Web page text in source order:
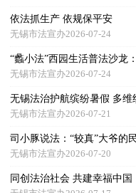
依法抓生产 依规保平安
无锡市法宣办2026-07-24
“蠡小法”西园生活普法沙龙
无锡市法宣办2026-07-24
无锡法治护航缤纷暑假 多维
无锡市法宣办2026-07-21
司小豚说法：“较真”大爷的
无锡市法宣办2026-07-20
同创法治社会 共建幸福中国